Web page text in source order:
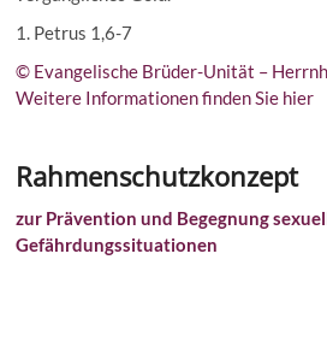
1. Petrus 1,6-7
© Evangelische Brüder-Unität –
Weitere Informationen finden Sie hier
Rahmenschutzkonzept
zur Prävention und Begegnung
Gefährdungssituationen